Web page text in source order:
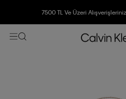
7500 TL Ve Üzeri